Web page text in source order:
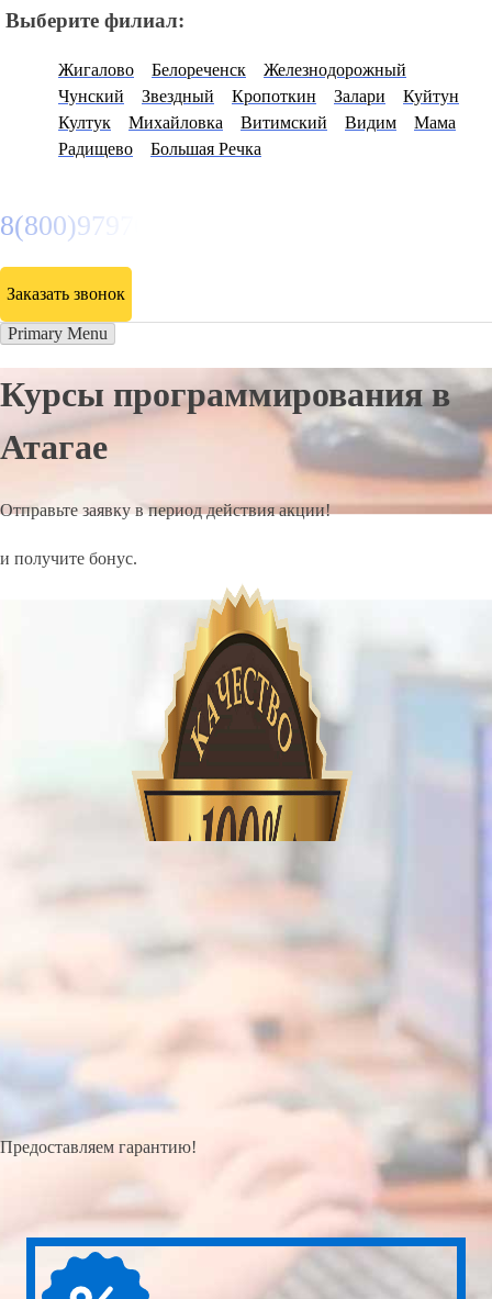
Выберите филиал:
Жигалово Белореченск
Железнодорожный
Чунский
Звездный Кропоткин Залари
Куйтун
Култук
Михайловка Витимский Видим
Мама
Радищево
Большая Речка
8(800)9797043
Заказать звонок
Primary Menu
Курсы программирования в
Атагае
Отправьте заявку в период действия акции!
и получите бонус.
Предоставляем гарантию!